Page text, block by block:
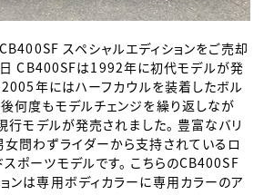
スペシャルエディションをご売却
CB400SFは1992年に初代モデルが発
2005年にはハーフカウルを装着したボル
後何度もモデルチェンジを繰り返しなが
行モデルが発売されました。 豊富なバリ
女問わずライダーから支持されているロ
ポーツモデルです。 こちらのCB400SF
ンは専用ボディカラーに専用カラーのア